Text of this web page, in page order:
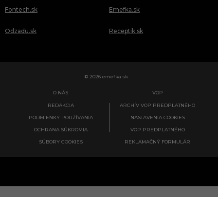
Fontech.sk
Odzadu.sk
Emefka.sk
Receptik.sk
© 2026 emefka.sk
O NÁS
REDAKCIA
PODMIENKY POUŽÍVANIA
OCHRANA SÚKROMIA
SÚBORY COOKIES
VOP
ARCHÍV VOP PREDPLATNÉHO
NASTAVENIA COOKIES
VOP PREDPLATNÉHO
REKLAMAČNÝ FORMULÁR